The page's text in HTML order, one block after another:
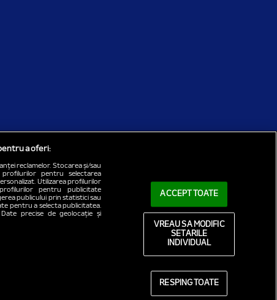
a oferi:
reclamelor. Stocarea și/sau
pentru selectarea
Utilizarea profilurilor
pentru publicitate
publicului prin statistici sau
pentru a selecta publicitatea.
precise de geolocație și
ACCEPT TOATE
RESPING TOATE
VREAU SA MODIFIC
SETARILE
INDIVIDUAL